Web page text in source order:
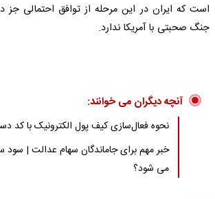
است که ایران در این مرحله از توافق احتمالی جز
جنگ صحبتی با آمریکا ندارد.
آنچه دیگران می خوانند:
نحوه فعال‌سازی کیف پول الکترونیک با کد
خبر مهم برای جاماندگان سهام عدالت | سود
می شود؟